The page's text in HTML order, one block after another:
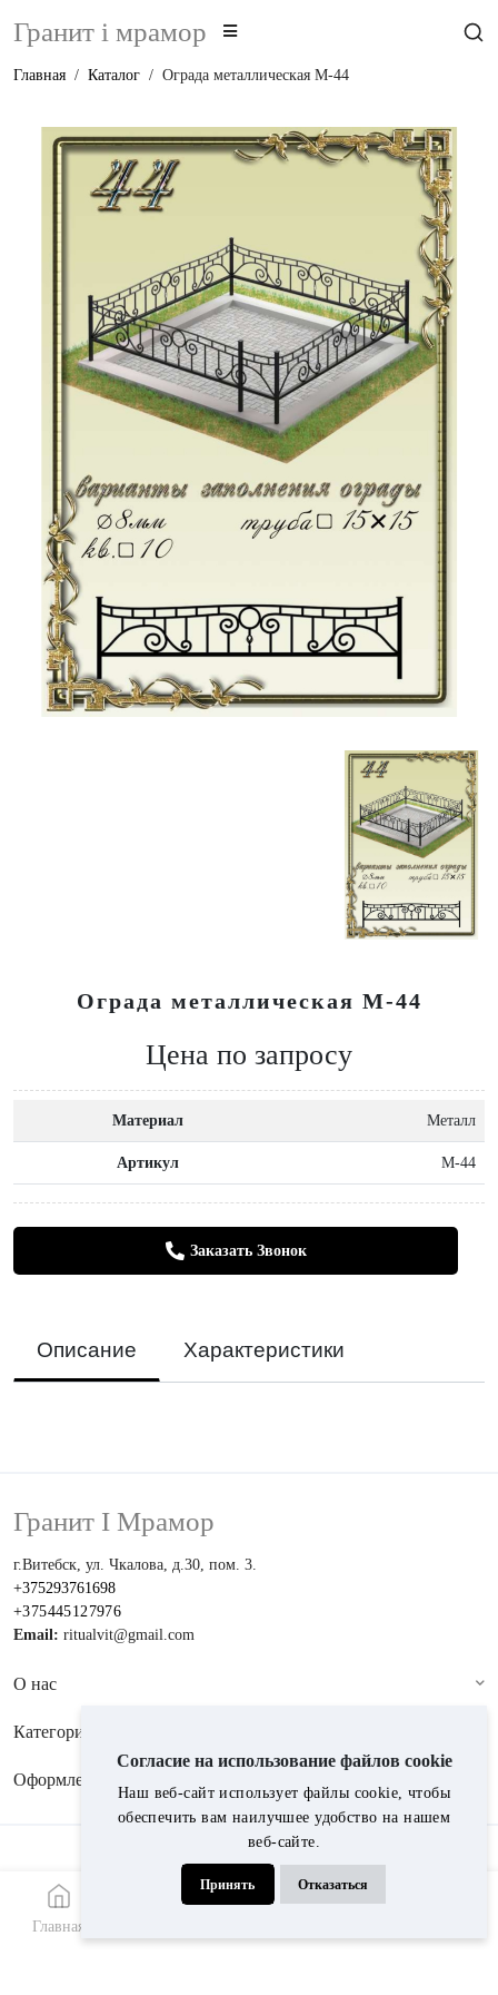
Гранит i мрамор
Главная
Главная Каталог Ограда металлическая М-44
Ограда металлическая М-44
Цена по запросу
Материал Металл
Артикул М-44
Заказать Звонок
Описание Характеристики
Гранит I Мрамор
г.Витебск, ул. Чкалова, д.30, пом. 3.
+375293761698
+375445127976
Email: ritualvit@gmail.com
О нас
Категории
Оформление
© 2024, Гранит i мрамор
Согласие на использование файлов cookie
Наш веб-сайт использует файлы cookie, чтобы
обеспечить вам наилучшее удобство на нашем
веб-сайте.
Принять Отказаться